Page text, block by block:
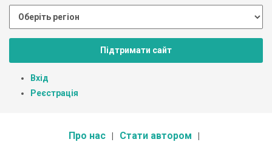
Підтримати сайт
Вхід
Реєстрація
Про нас Стати автором